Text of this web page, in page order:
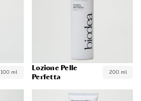
100 ml
Lozione Pelle
Perfetta
200 ml